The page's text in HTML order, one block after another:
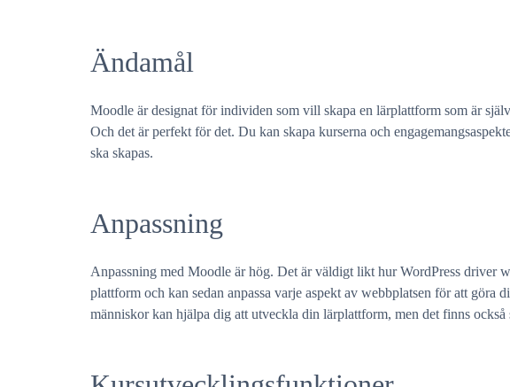
Ändamål
Moodle är designat för individen som vill skapa en lärplattform som är
Och det är perfekt för det. Du kan skapa kurserna och
ska skapas.
Anpassning
Anpassning med Moodle är hög. Det är väldigt likt hur WordPress driver
plattform och kan sedan anpassa varje aspekt av webbplatsen för att göra
människor kan hjälpa dig att utveckla din lärplattform, men det finns också